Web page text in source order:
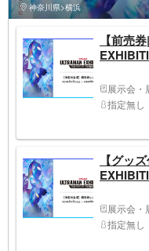
神奈川県>横浜
【前売
展示会・
指定無し
【グッ
展示会・
指定無し